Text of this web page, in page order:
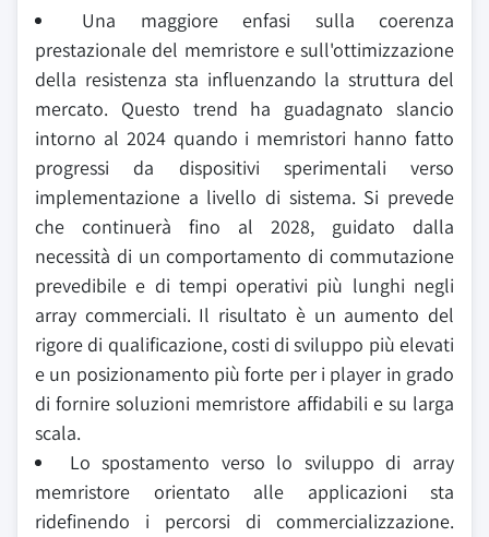
Una maggiore enfasi sulla coerenza
prestazionale del memristore e sull'ottimizzazione
della resistenza sta influenzando la struttura del
mercato. Questo trend ha guadagnato slancio
intorno al 2024 quando i memristori hanno fatto
progressi da dispositivi sperimentali verso
implementazione a livello di sistema. Si prevede
che continuerà fino al 2028, guidato dalla
necessità di un comportamento di commutazione
prevedibile e di tempi operativi più lunghi negli
array commerciali. Il risultato è un aumento del
rigore di qualificazione, costi di sviluppo più elevati
e un posizionamento più forte per i player in grado
di fornire soluzioni memristore affidabili e su larga
scala.
Lo spostamento verso lo sviluppo di array
memristore orientato alle applicazioni sta
ridefinendo i percorsi di commercializzazione.